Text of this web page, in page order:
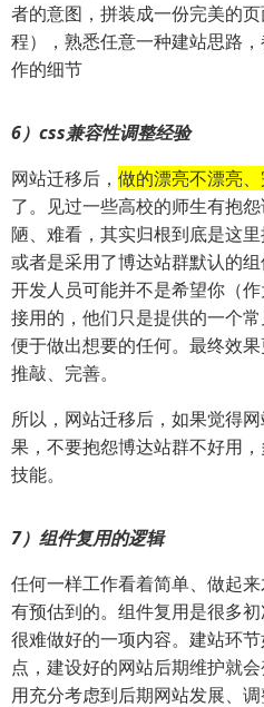
者的意图，拼装成一份完美的
程），熟悉任意一种建站思路
作的细节
6）css兼容性调整经验
网站迁移后， 做的漂亮不漂亮
了。见过一些高校的师生有抱
陋、难看，其实归根到底是这
或者是采用了博达站群默认的
开发人员可能并不是希望你（
接用的，他们只是提供的一个
便于做出想要的任何。最终效
推敲、完善。
所以，网站迁移后，如果觉得
果，不要抱怨博达站群不好用
技能。
7）组件复用的逻辑
任何一样工作看着简单、做起
有预估到的。组件复用是很多
很难做好的一项内容。建站环
点，建设好的网站后期维护就
用充分考虑到后期网站发展、